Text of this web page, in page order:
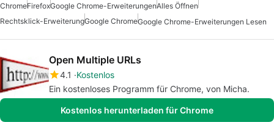
ChromeFirefoxGoogle Chrome-ErweiterungenAlles Öffnen
Rechtsklick-ErweiterungGoogle ChromeGoogle Chrome-Erweiterungen Lesen
Open Multiple URLs
4.1
Kostenlos
Ein kostenloses Programm für Chrome, von Micha.
Kostenlos herunterladen für Chrome